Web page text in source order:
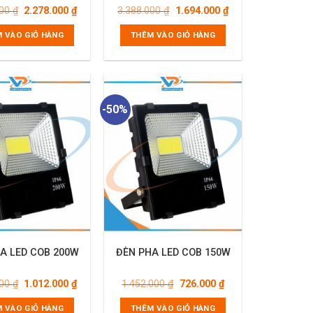
₫ Giá
là:
4.556.000 ₫.
2.278.000 ₫Giá
hiện
2.278.000 ₫.
VÀO GIỎ HÀNG
3.388.000₫ Giá
là:
3.388.000 ₫.
1.694.000 ₫Giá
hiện
THÊM VÀO GIỎ HÀNG
LED COB 200W
₫ Giá
là:
1.012.000 ₫Giá
hiện
VÀO GIỎ HÀNG
-50%
ĐÈN PHA LED COB 150W
1.452.000₫ Giá
là:
726.000 ₫Giá
hiện
THÊM VÀO GIỎ HÀNG